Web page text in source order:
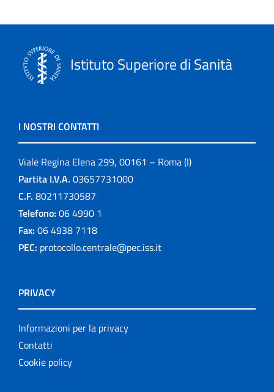
Istituto Superiore di Sanità
I NOSTRI CONTATTI
Viale Regina Elena 299, 00161 – Roma (I)
Partita I.V.A. 03657731000
C.F. 80211730587
Telefono: 06 4990 1
Fax: 06 4938 7118
PEC: protocollo.centrale@pec.iss.it
PRIVACY
Informazioni per la privacy
Contatti
Cookie policy